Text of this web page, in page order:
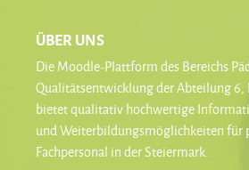
ÜBER UNS
Die Moodle-Plattform des Bereichs
Qualitätsentwicklung der Abteilung 6,
bietet qualitativ hochwertige
und Weiterbildungsmöglichkeiten für
Fachpersonal in der Steiermark.